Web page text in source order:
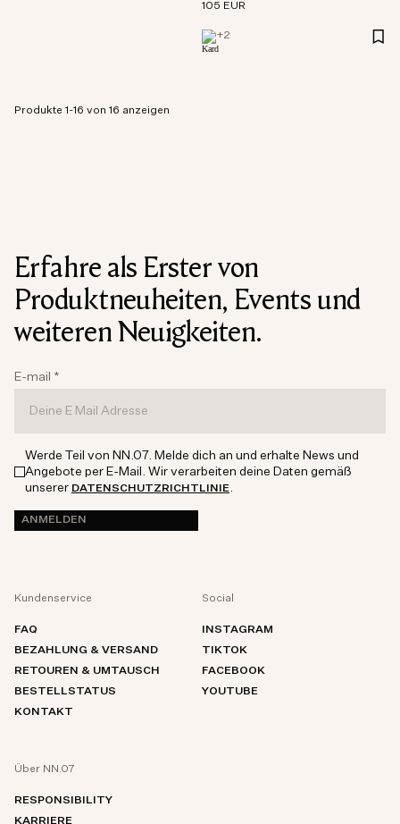
105 EUR
+2
Produkte 1-16 von 16 anzeigen
Erfahre als Erster von
Produktneuheiten, Events und
weiteren Neuigkeiten.
E-mail *
Werde Teil von NN.07. Melde dich an und erhalte News und
Angebote per E-Mail. Wir verarbeiten deine Daten gemäß
unserer DATENSCHUTZRICHTLINIE.
ANMELDEN
Kundenservice
FAQ
BEZAHLUNG & VERSAND
RETOUREN & UMTAUSCH
BESTELLSTATUS
KONTAKT
Social
INSTAGRAM
TIKTOK
FACEBOOK
YOUTUBE
Über NN.07
RESPONSIBILITY
KARRIERE